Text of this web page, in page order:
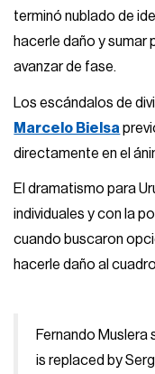
terminó nublado de
hacerle daño y sumar
avanzar de fase.
Los escándalos de
Marcelo Bielsa
directamente en el
El dramatismo para
individuales y con la
cuando buscaron
hacerle daño al
Fernando Muslera
is replaced by